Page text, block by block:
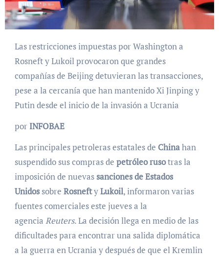
Las restricciones impuestas por Washington a
Rosneft y Lukoil provocaron que grandes
compañías de Beijing detuvieran las transacciones,
pese a la cercanía que han mantenido Xi Jinping y
Putin desde el inicio de la invasión a Ucrania
porINFOBAE
Las principales petroleras estatales de Chinahan
suspendido sus compras de petróleo rusotras la
imposición de nuevas sanciones de Estados
Unidossobre RosneftyLukoil, informaron varias
fuentes comerciales este jueves a la
agencia Reuters. La decisión llega en medio de las
dificultades para encontrar una salida diplomática
a la guerra en Ucrania y después de que el Kremlin